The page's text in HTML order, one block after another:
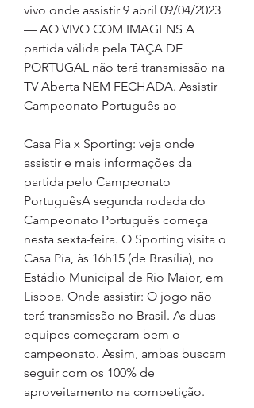
vivo onde assistir 9 abril 09/04/2023
— AO VIVO COM IMAGENS A
partida válida pela TAÇA DE
PORTUGAL não terá transmissão na
TV Aberta NEM FECHADA. Assistir
Campeonato Português ao
Casa Pia x Sporting: veja onde
assistir e mais informações da
partida pelo Campeonato
PortuguêsA segunda rodada do
Campeonato Português começa
nesta sexta-feira. O Sporting visita o
Casa Pia, às 16h15 (de Brasília), no
Estádio Municipal de Rio Maior, em
Lisboa. Onde assistir: O jogo não
terá transmissão no Brasil. As duas
equipes começaram bem o
campeonato. Assim, ambas buscam
seguir com os 100% de
aproveitamento na competição.